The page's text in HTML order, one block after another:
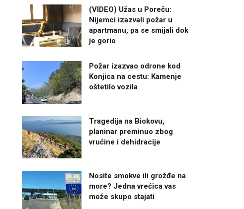
(VIDEO) Užas u Poreču:
Nijemci izazvali požar u
apartmanu, pa se smijali dok
je gorio
Požar izazvao odrone kod
Konjica na cestu: Kamenje
oštetilo vozila
Tragedija na Biokovu,
planinar preminuo zbog
vrućine i dehidracije
Nosite smokve ili grožđe na
more? Jedna vrećica vas
može skupo stajati